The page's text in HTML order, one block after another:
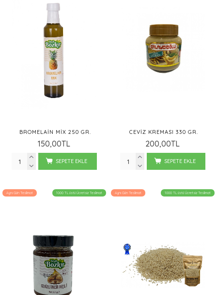
BROMELAIN MIX 250 GR.
150,00TL
SEPETE EKLE
CEVIZ KREMASI 330 GR.
200,00TL
SEPETE EKLE
Aynı Gün Teslimat 1000 TL üstü Ücretsiz Teslimat Aynı Gün Teslimat 1000 TL üstü Ücretsiz Teslimat